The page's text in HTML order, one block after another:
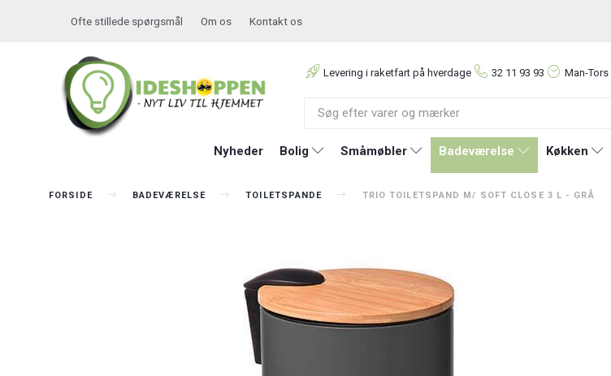
Ofte stillede spørgsmål Om os Kontakt os
Levering i raketfart på hverdage 32 11 93 93 Man-Tors
Nyheder Bolig Småmøbler Badeværelse Køkken
FORSIDE BADEVÆRELSE TOILETSPANDE TRIO TOILETSPAND M/ SOFT CLOSE 3 L - GRÅ